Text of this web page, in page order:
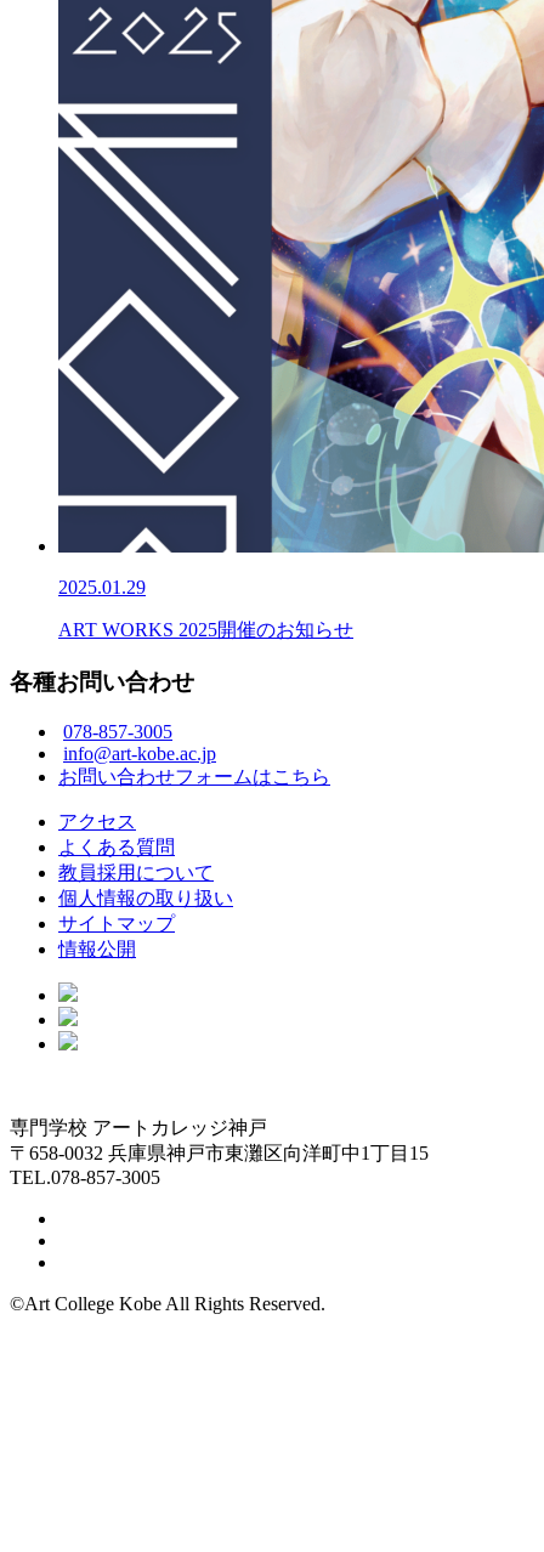
2025.01.29
ART WORKS 2025開催のお知らせ
各種お問い合わせ
078-857-3005
info@art-kobe.ac.jp
お問い合わせフォームはこちら
アクセス
よくある質問
教員採用について
個人情報の取り扱い
サイトマップ
情報公開
専門学校 アートカレッジ神戸
〒658-0032 兵庫県神戸市東灘区向洋町中1丁目15
TEL.078-857-3005
©Art College Kobe All Rights Reserved.